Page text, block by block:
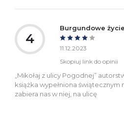
4
Burgundowe życie
11.12.2023
Skopiuj link do opinii
„Mikołaj z ulicy Pogodnej”
książka wypełniona świątecznym
zabiera nas w niej, na ulicę